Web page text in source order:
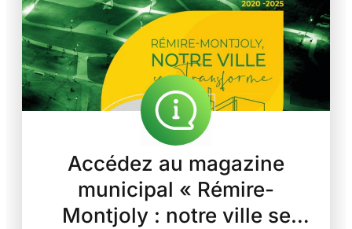
Accédez au magazine
municipal « Rémire-
Montjoly : notre ville se